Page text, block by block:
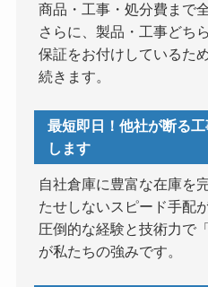
商品・工事・処分費まで
さらに、製品・工事どち
保証をお付けしているた
続きます。
最短即日！他社が断る
します
自社倉庫に豊富な在庫を
たせしないスピード手配が
圧倒的な経験と技術力で
が私たちの強みです。